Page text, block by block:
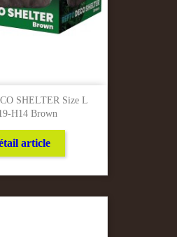
SHELTER Size L
H14 Brown
article